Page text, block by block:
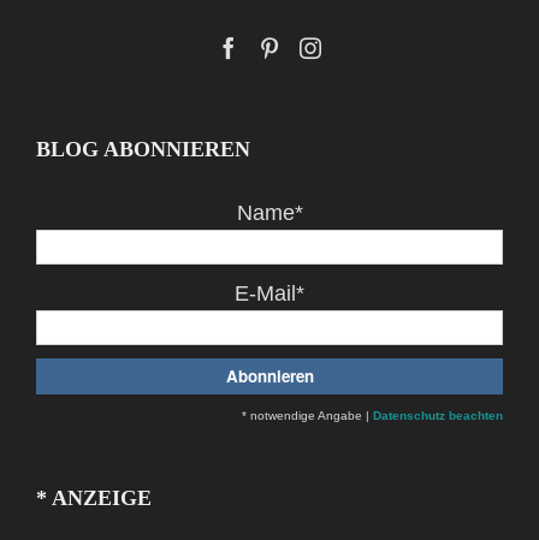
BLOG ABONNIEREN
Name*
E-Mail*
* notwendige Angabe | Datenschutz beachten
* ANZEIGE